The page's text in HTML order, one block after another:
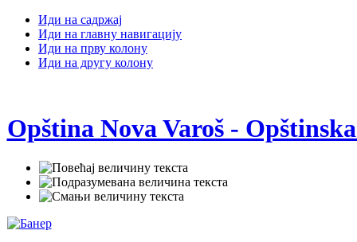
Иди на садржај
Иди на главну навигацију
Иди на прву колону
Иди на другу колону
Opština Nova Varoš -